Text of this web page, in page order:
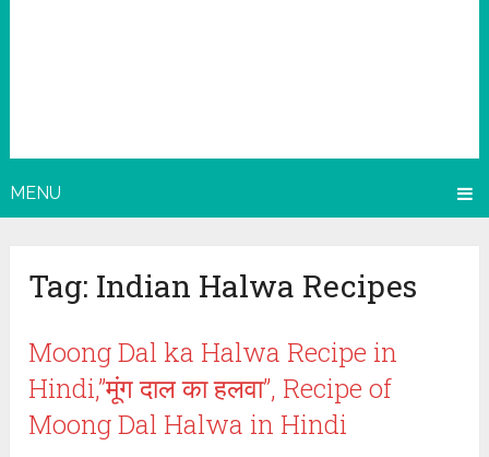
MENU
Tag: Indian Halwa Recipes
Moong Dal ka Halwa Recipe in
Hindi,”मूंग दाल का हलवा”, Recipe of
Moong Dal Halwa in Hindi